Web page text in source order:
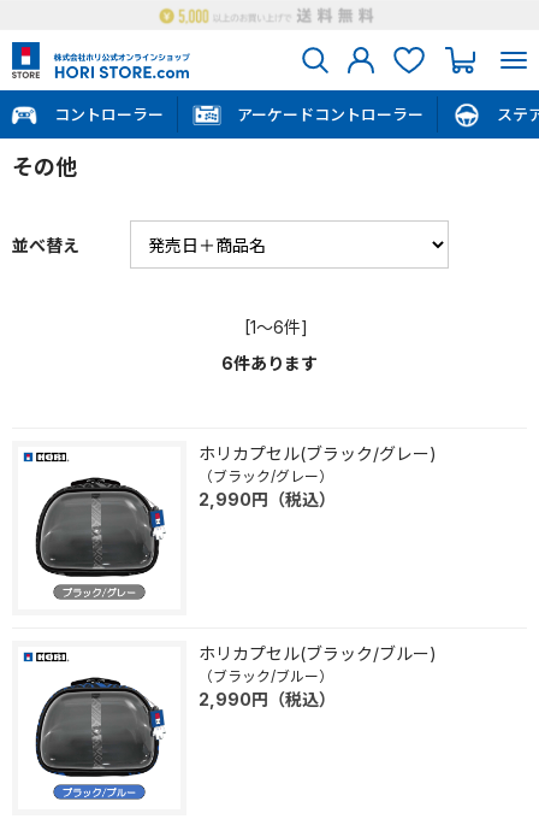
コントローラー アーケードコントローラー ステ
その他
並べ替え
[1～6件]
6件あります
ホリカプセル(ブラック/グレー)
（ブラック/グレー）
2,990円 （税込）
ホリカプセル(ブラック/ブルー)
（ブラック/ブルー）
2,990円 （税込）